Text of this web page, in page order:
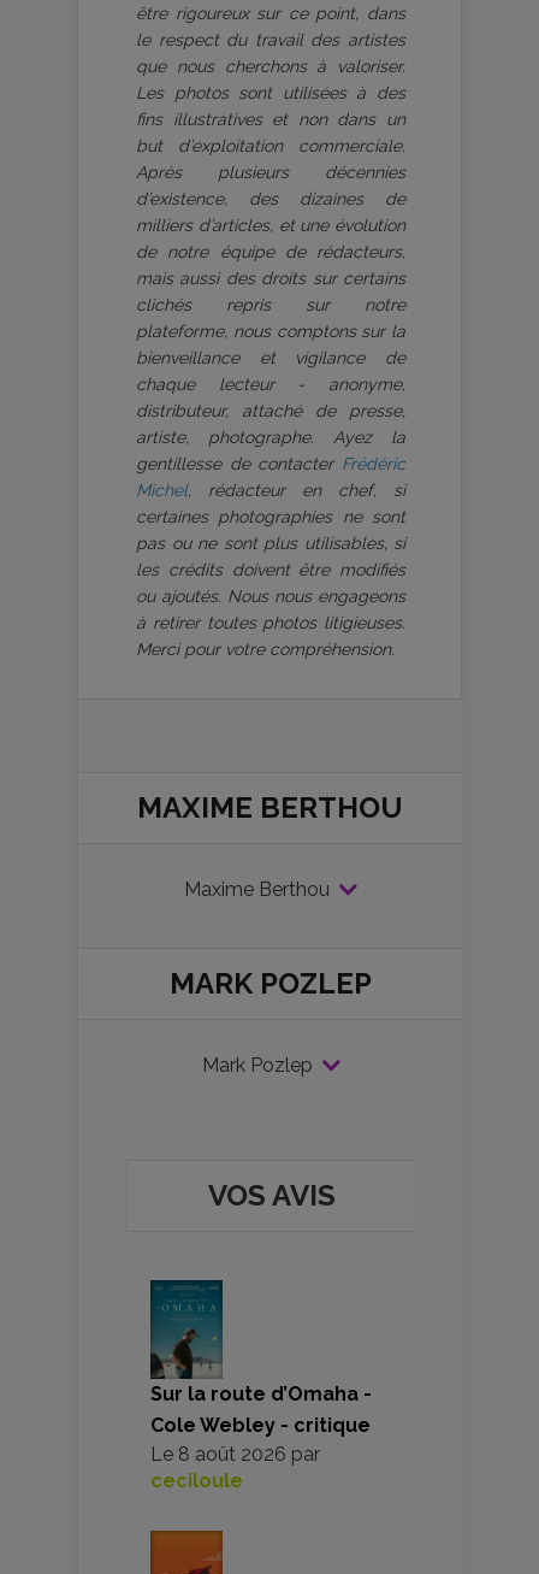
être rigoureux sur ce point, dans
le respect du travail des artistes
que nous cherchons à valoriser.
Les photos sont utilisées à des
fins illustratives et non dans un
but d’exploitation commerciale.
Après plusieurs décennies
d’existence, des dizaines de
milliers d’articles, et une évolution
de notre équipe de rédacteurs,
mais aussi des droits sur certains
clichés repris sur notre
plateforme, nous comptons sur la
bienveillance et vigilance de
chaque lecteur - anonyme,
distributeur, attaché de presse,
artiste, photographe. Ayez la
gentillesse de contacter Frédéric
Michel, rédacteur en chef, si
certaines photographies ne sont
pas ou ne sont plus utilisables, si
les crédits doivent être modifiés
ou ajoutés. Nous nous engageons
à retirer toutes photos litigieuses.
Merci pour votre compréhension.
MAXIME BERTHOU
Maxime Berthou
MARK POZLEP
Mark Pozlep
VOS AVIS
Sur la route d’Omaha -
Cole Webley - critique
Le 8 août 2026 par
ceciloule